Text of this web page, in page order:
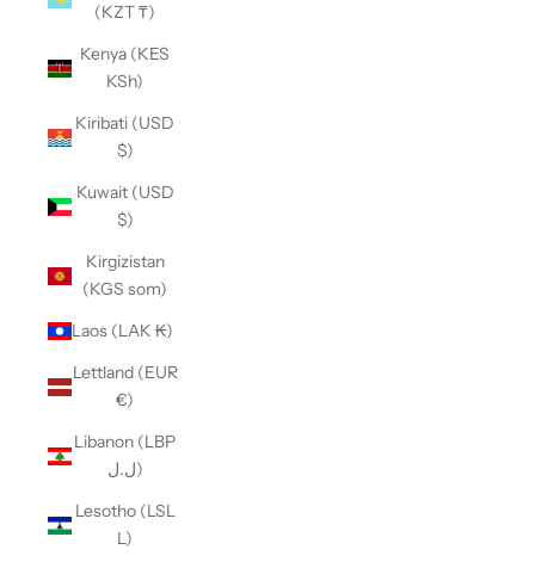
(KZT ₸)
Kenya (KES
KSh)
Kiribati (USD
$)
Kuwait (USD
$)
Kirgizistan
(KGS som)
Laos (LAK ₭)
Lettland (EUR
€)
Libanon (LBP
ل.ل)
Lesotho (LSL
L)